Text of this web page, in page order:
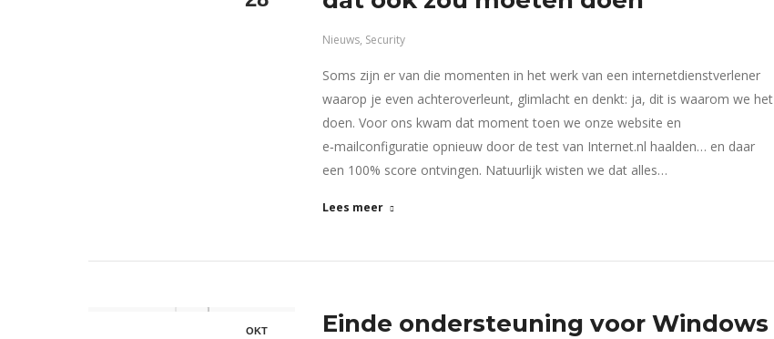
Nieuws, Security
Soms zijn er van die momenten in het werk van een internetdienstverlener
waarop je even achteroverleunt, glimlacht en denkt: ja, dit is waarom we het
doen. Voor ons kwam dat moment toen we onze website en
e‑mailconfiguratie opnieuw door de test van Internet.nl haalden… en daar
een 100% score ontvingen. Natuurlijk wisten we dat alles…
Lees meer
OKT
Einde ondersteuning voor Windows